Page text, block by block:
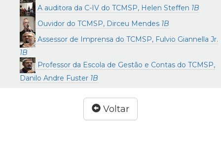
A auditora da C-IV do TCMSP, Helen Steffen 1B
Ouvidor do TCMSP, Dirceu Mendes 1B
Assessor de Imprensa do TCMSP, Fulvio Giannella Jr.
1B
Professor da Escola de Gestão e Contas do TCMSP,
Danilo Andre Fuster 1B
Voltar